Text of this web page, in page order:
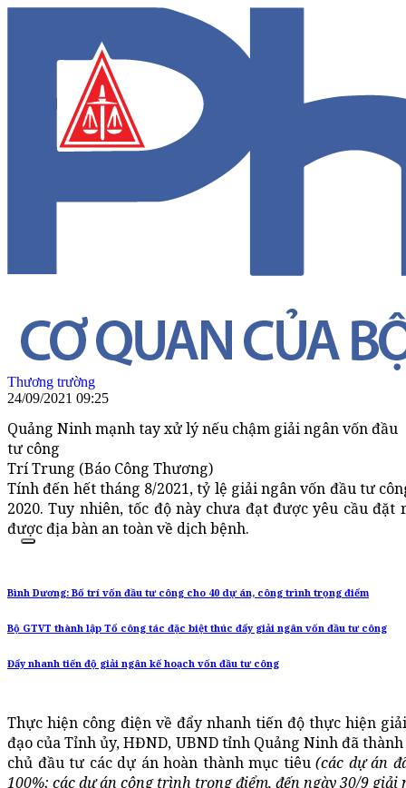
Thương trường
24/09/2021 09:25
Quảng Ninh mạnh tay xử lý nếu chậm giải ngân vốn đầu
tư công
Trí Trung (Báo Công Thương)
Tính đến hết tháng 8/2021, tỷ lệ giải ngân vốn đầu tư
2020. Tuy nhiên, tốc độ này chưa đạt được yêu cầu
được địa bàn an toàn về dịch bệnh.
Bình Dương: Bố trí vốn đầu tư công cho 40 dự án, công trình trọng điểm
Bộ GTVT thành lập Tổ công tác đặc biệt thúc đẩy giải ngân vốn đầu tư công
Đẩy nhanh tiến độ giải ngân kế hoạch vốn đầu tư công
Thực hiện công điện về đẩy nhanh tiến độ thực hiện
đạo của Tỉnh ủy, HĐND, UBND tỉnh Quảng Ninh đã
chủ đầu tư các dự án hoàn thành mục tiêu(các dự án
100%; các dự án công trình trọng điểm, đến ngày 30/9